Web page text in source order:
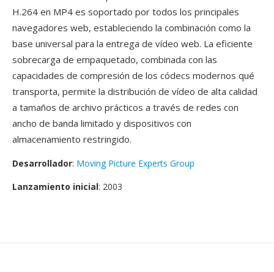
H.264 en MP4 es soportado por todos los principales
navegadores web, estableciendo la combinación como la
base universal para la entrega de vídeo web. La eficiente
sobrecarga de empaquetado, combinada con las
capacidades de compresión de los códecs modernos qué
transporta, permite la distribución de vídeo de alta calidad
a tamaños de archivo prácticos a través de redes con
ancho de banda limitado y dispositivos con
almacenamiento restringido.
Desarrollador: Moving Picture Experts Group
Lanzamiento inicial: 2003